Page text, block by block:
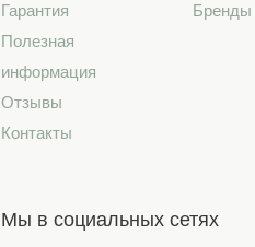
Гарантия
Полезная
информация
Отзывы
Контакты
Бренды
Мы в социальных сетях